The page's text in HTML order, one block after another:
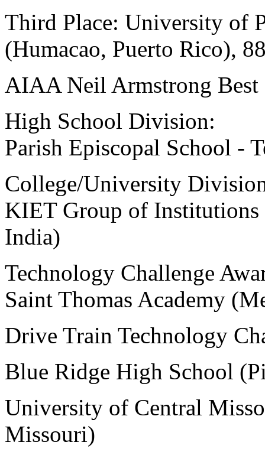
Third Place: University of
(Humacao, Puerto Rico),
AIAA Neil Armstrong Best
High School Division:
Parish Episcopal School -
College/University
KIET Group of Institutions
India)
Technology Challenge
Saint Thomas Academy
Drive Train Technology
Blue Ridge High School
University of Central
Missouri)